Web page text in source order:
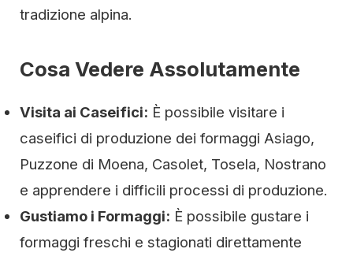
tradizione alpina.
Cosa Vedere Assolutamente
Visita ai Caseifici: È possibile visitare i
caseifici di produzione dei formaggi Asiago,
Puzzone di Moena, Casolet, Tosela, Nostrano
e apprendere i difficili processi di produzione.
Gustiamo i Formaggi: È possibile gustare i
formaggi freschi e stagionati direttamente